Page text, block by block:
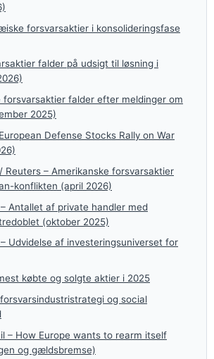
forsvarsaktier i konsolideringsfase
falder på udsigt til løsning i
forsvarsaktier falder efter meldinger om
2025)
Defense Stocks Rally on War
Reuters – Amerikanske forsvarsaktier
konflikten (april 2026)
Antallet af private handler med
(oktober 2025)
Udvidelse af investeringsuniverset for
købte og solgte aktier i 2025
forsvarsindustristrategi og social
– How Europe wants to rearm itself
og gældsbremse)